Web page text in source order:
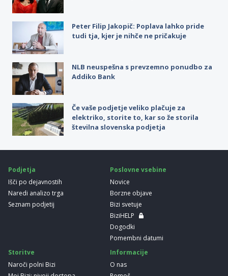
Peter Filip Jakopič: Poplava lahko pride
tudi tja, kjer je nihče ne pričakuje
NLB neuspešna s prevzemno ponudbo za
Addiko Bank
Če vaše podjetje veliko plačuje za
elektriko, storite to, kar so že storila
številna slovenska podjetja
Podjetja
Išči po dejavnostih
Naredi analizo trga
Seznam podjetij
Poslovne vsebine
Novice
Borzne objave
Bizi svetuje
BiziHELP
Dogodki
Pomembni datumi
Storitve
Naroči polni Bizi
Informacije
O nas